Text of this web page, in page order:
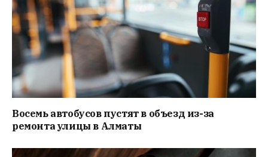
Восемь автобусов пустят в объезд из-за
ремонта улицы в Алматы